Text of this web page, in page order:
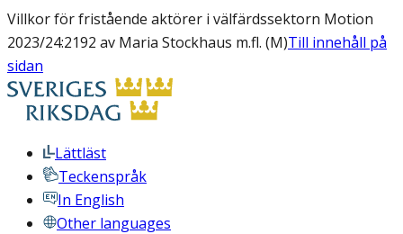
Villkor för fristående aktörer i välfärdssektorn Motion
2023/24:2192 av Maria Stockhaus m.fl. (M)Till innehåll på
sidan
Lättläst
Teckenspråk
In English
Other languages